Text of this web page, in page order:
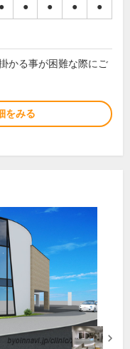
● ● ● ● ●
かる事が困難な際にご
をみる